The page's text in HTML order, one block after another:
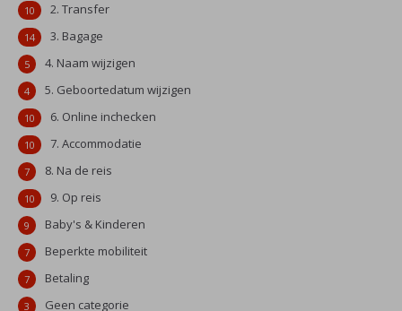
2. Transfer
10
3. Bagage
14
4. Naam wijzigen
5
5. Geboortedatum wijzigen
4
6. Online inchecken
10
7. Accommodatie
10
8. Na de reis
7
9. Op reis
10
Baby's & Kinderen
9
Beperkte mobiliteit
7
Betaling
7
Geen categorie
3